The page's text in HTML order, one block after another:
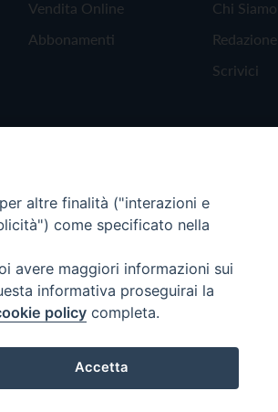
Vendita Online
Abbonamenti
Chi Siamo
Redazione
Scrivici
altre finalità ("interazioni e
come specificato nella
avere maggiori informazioni sui
informativa proseguirai la
policy completa.
Accetta